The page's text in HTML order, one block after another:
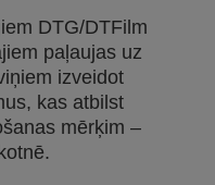
DTG/DTFilm
paļaujas uz
izveidot
kas atbilst
mērķim –